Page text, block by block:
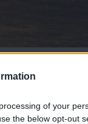
of your
the below opt-out
svelato al
e realmente